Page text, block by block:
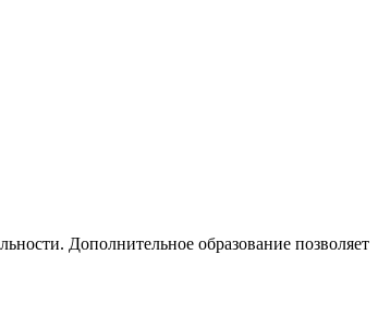
Дополнительное образование позволяет